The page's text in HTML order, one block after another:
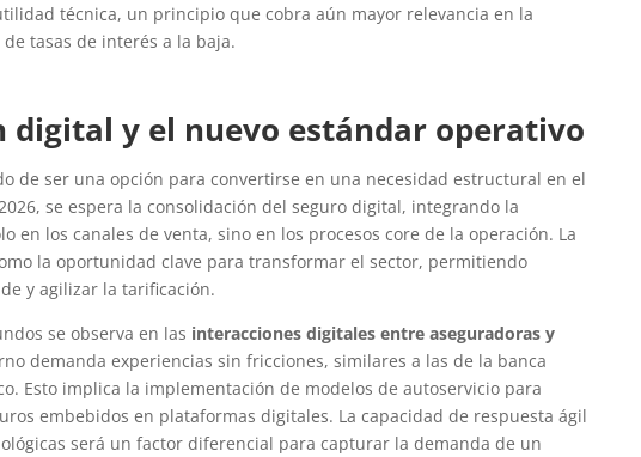
técnica, un principio que cobra aún mayor relevancia en la
tasas de interés a la baja.
digital y el nuevo estándar operativo
de ser una opción para convertirse en una necesidad estructural en el
se espera la consolidación del seguro digital, integrando la
en los canales de venta, sino en los procesos core de la operación. La
la oportunidad clave para transformar el sector, permitiendo
y agilizar la tarificación.
se observa en las interacciones digitales entre aseguradoras y
demanda experiencias sin fricciones, similares a las de la banca
Esto implica la implementación de modelos de autoservicio para
embebidos en plataformas digitales. La capacidad de respuesta ágil
será un factor diferencial para capturar la demanda de un